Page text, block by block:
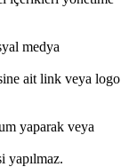
medya
ait link veya logo
yaparak veya
yapılmaz.